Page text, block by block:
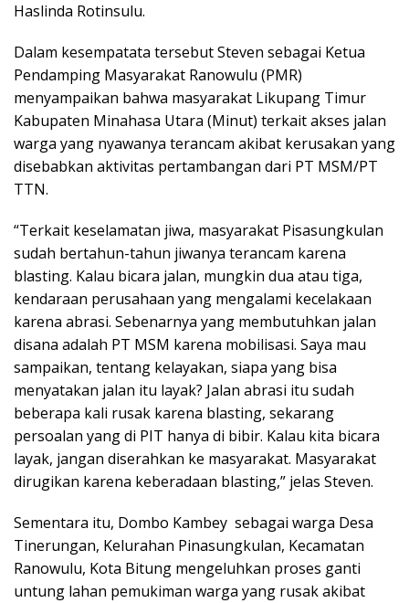
Haslinda Rotinsulu.
Dalam kesempatata tersebut Steven sebagai Ketua
Pendamping Masyarakat Ranowulu (PMR)
menyampaikan bahwa masyarakat Likupang Timur
Kabupaten Minahasa Utara (Minut) terkait akses jalan
warga yang nyawanya terancam akibat kerusakan yang
disebabkan aktivitas pertambangan dari PT MSM/PT
TTN.
“Terkait keselamatan jiwa, masyarakat Pisasungkulan
sudah bertahun-tahun jiwanya terancam karena
blasting. Kalau bicara jalan, mungkin dua atau tiga,
kendaraan perusahaan yang mengalami kecelakaan
karena abrasi. Sebenarnya yang membutuhkan jalan
disana adalah PT MSM karena mobilisasi. Saya mau
sampaikan, tentang kelayakan, siapa yang bisa
menyatakan jalan itu layak? Jalan abrasi itu sudah
beberapa kali rusak karena blasting, sekarang
persoalan yang di PIT hanya di bibir. Kalau kita bicara
layak, jangan diserahkan ke masyarakat. Masyarakat
dirugikan karena keberadaan blasting,” jelas Steven.
Sementara itu, Dombo Kambey sebagai warga Desa
Tinerungan, Kelurahan Pinasungkulan, Kecamatan
Ranowulu, Kota Bitung mengeluhkan proses ganti
untung lahan pemukiman warga yang rusak akibat